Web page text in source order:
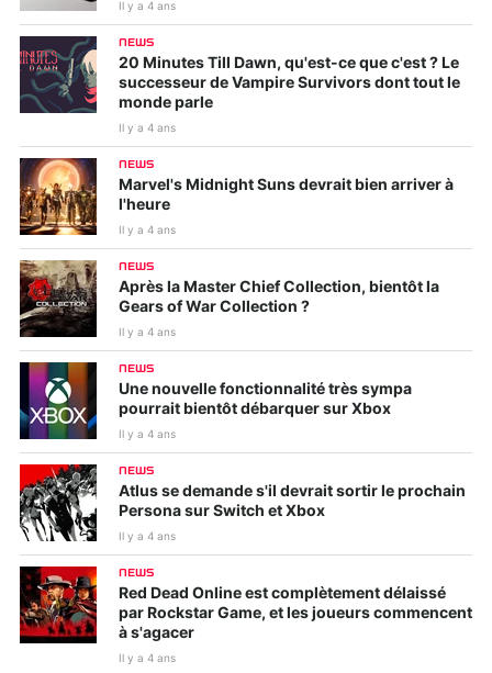
Il y a 4 ans
NEWS
20 Minutes Till Dawn, qu'est-ce que c'est ? Le
successeur de Vampire Survivors dont tout le
monde parle
Il y a 4 ans
NEWS
Marvel's Midnight Suns devrait bien arriver à
l'heure
Il y a 4 ans
NEWS
Après la Master Chief Collection, bientôt la
Gears of War Collection ?
Il y a 4 ans
NEWS
Une nouvelle fonctionnalité très sympa
pourrait bientôt débarquer sur Xbox
Il y a 4 ans
NEWS
Atlus se demande s'il devrait sortir le prochain
Persona sur Switch et Xbox
Il y a 4 ans
NEWS
Red Dead Online est complètement délaissé
par Rockstar Game, et les joueurs commencent
à s'agacer
Il y a 4 ans